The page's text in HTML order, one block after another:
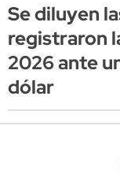
Se diluyen
registraron
2026 ante
dólar